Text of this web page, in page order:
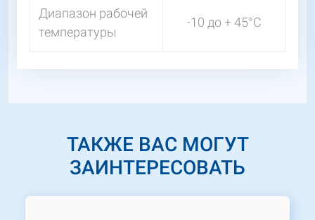
Диапазон рабочей
температуры
-10 до + 45°C
ТАКЖЕ ВАС МОГУТ
ЗАИНТЕРЕСОВАТЬ